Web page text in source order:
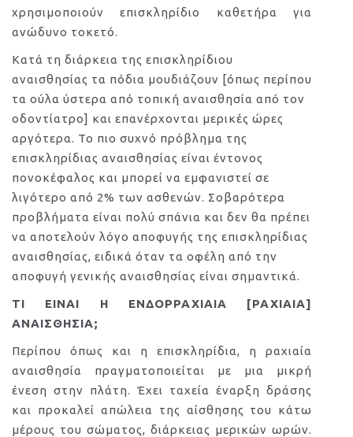
χρησιμοποιούν επισκληρίδιο καθετήρα για
ανώδυνο τοκετό.
Κατά τη διάρκεια της επισκληρίδιου
αναισθησίας τα πόδια μουδιάζουν [όπως περίπου
τα ούλα ύστερα από τοπική αναισθησία από τον
οδοντίατρο] και επανέρχονται μερικές ώρες
αργότερα. Το πιο συχνό πρόβλημα της
επισκληρίδιας αναισθησίας είναι έντονος
πονοκέφαλος και μπορεί να εμφανιστεί σε
λιγότερο από 2% των ασθενών. Σοβαρότερα
προβλήματα είναι πολύ σπάνια και δεν θα πρέπει
να αποτελούν λόγο αποφυγής της επισκληρίδιας
αναισθησίας, ειδικά όταν τα οφέλη από την
αποφυγή γενικής αναισθησίας είναι σημαντικά.
ΤΙ ΕΙΝΑΙ Η ΕΝΔΟΡΡΑΧΙΑΙΑ [ΡΑΧΙΑΙΑ]
ΑΝΑΙΣΘΗΣΙΑ;
Περίπου όπως και η επισκληρίδια, η ραχιαία
αναισθησία πραγματοποιείται με μια μικρή
ένεση στην πλάτη. Έχει ταχεία έναρξη δράσης
και προκαλεί απώλεια της αίσθησης του κάτω
μέρους του σώματος, διάρκειας μερικών ωρών.